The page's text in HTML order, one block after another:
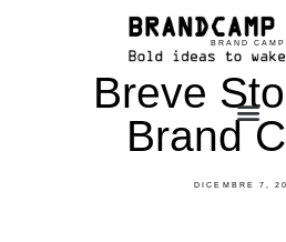
BRAND CAMP
Breve
Brand
DICEMBRE 7,